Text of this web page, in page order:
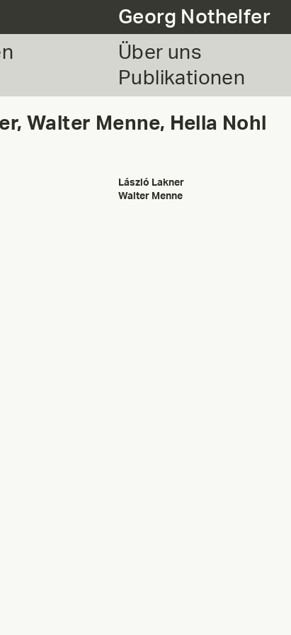
Georg Nothelfer
Über uns
Publikationen
Walter Menne, Hella Nohl
László Lakner
Walter Menne